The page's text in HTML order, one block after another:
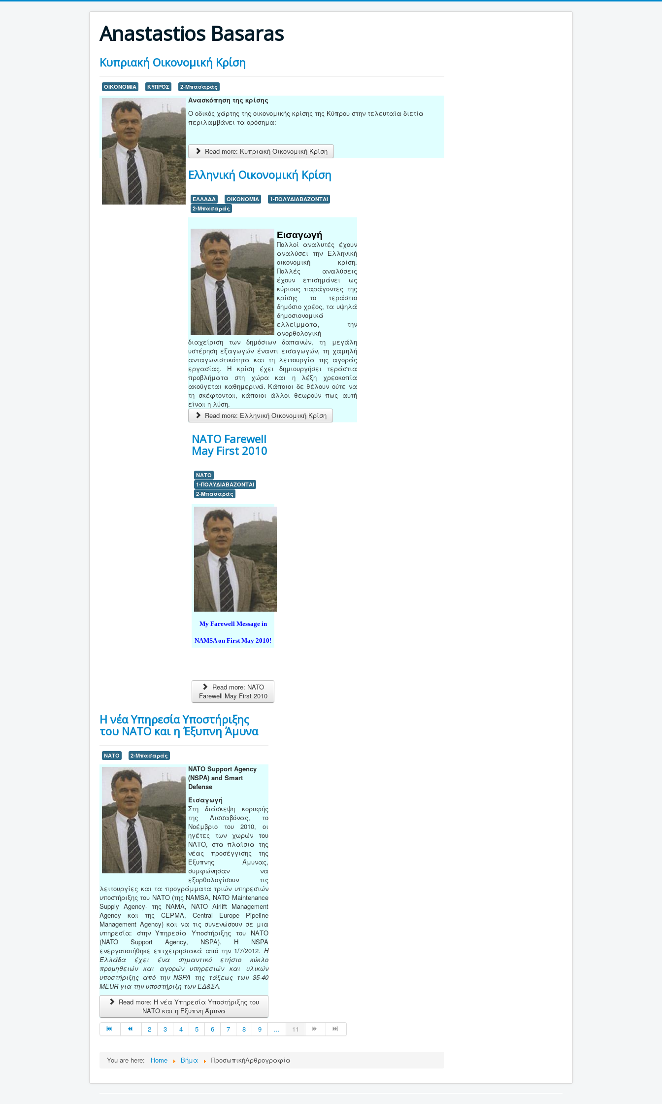
Anastastios Basaras
Κυπριακή Οικονομική Κρίση
ΟΙΚΟΝΟΜΙΑ ΚΥΠΡΟΣ 2-Μπασαράς
Ανασκόπηση της κρίσης
Ο οδικός χάρτης της οικονομικής κρίσης της Κύπρου στην τελευταία διετία
περιλαμβάνει τα ορόσημα:
Read more: Κυπριακή Οικονομική Κρίση
Ελληνική Οικονομική Κρίση
ΕΛΛΑΔΑ ΟΙΚΟΝΟΜΙΑ
1-ΠΟΛΥΔΙΑΒΑΖΟΝΤΑΙ
2-Μπασαράς
Εισαγωγή
Πολλοί αναλυτές έχουν
αναλύσει την Ελληνική
οικονομική κρίση.
Πολλές αναλύσεις
έχουν επισημάνει ως
κύριους παράγοντες της
κρίσης το τεράστιο
δημόσιο χρέος, τα υψηλά
δημοσιονομικά
ελλείμματα, την
ανορθολογική
διαχείριση των δημόσιων δαπανών, τη μεγάλη
υστέρηση εξαγωγών έναντι εισαγωγών, τη χαμηλή
ανταγωνιστικότητα και τη λειτουργία της αγοράς
εργασίας. Η κρίση έχει δημιουργήσει τεράστια
προβλήματα στη χώρα και η λέξη χρεοκοπία
ακούγεται καθημερινά. Κάποιοι δε θέλουν ούτε να
τη σκέφτονται, κάποιοι άλλοι θεωρούν πως αυτή
είναι η λύση.
Read more: Ελληνική Οικονομική Κρίση
NATO Farewell
May First 2010
ΝΑΤΟ
1-ΠΟΛΥΔΙΑΒΑΖΟΝΤΑΙ
2-Μπασαράς
My Farewell Message in
NAMSA on First May 2010!
Read more: NATO
Farewell May First 2010
Η νέα Υπηρεσία Υποστήριξης
του ΝΑΤΟ και η Έξυπνη Άμυνα
ΝΑΤΟ 2-Μπασαράς
NATO Support Agency
(NSPA) and Smart
Defense
Εισαγωγή
Στη διάσκεψη κορυφής
της Λισσαβόνας, το
Νοέμβριο του 2010, οι
ηγέτες των χωρών του
ΝΑΤΟ, στα πλαίσια της
νέας προσέγγισης της
Έξυπνης Άμυνας,
συμφώνησαν να
εξορθολογίσουν τις
λειτουργίες και τα προγράμματα τριών υπηρεσιών
υποστήριξης του ΝΑΤΟ (της NAMSA, NATO Maintenance
Supply Agency- της NAMA, NATO Airlift Management
Agency και της CEPMA, Central Europe Pipeline
Management Agency) και να τις συνενώσουν σε μια
υπηρεσία: στην Υπηρεσία Υποστήριξης του ΝΑΤΟ
(NATO Support Agency, NSPA). Η NSPA
ενεργοποιήθηκε επιχειρησιακά από την 1/7/2012. Η
Ελλάδα έχει ένα σημαντικό ετήσιο κύκλο
προμηθειών και αγορών υπηρεσιών και υλικών
υποστήριξης από την NSPA της τάξεως των 35-40
MEUR για την υποστήριξη των ΕΔ&ΣΑ.
Read more: Η νέα Υπηρεσία Υποστήριξης του
ΝΑΤΟ και η Έξυπνη Άμυνα
2
3 4 5 6 7 8 9 ... 11
You are here: Home Βήμα ΠροσωπικήΑρθρογραφία